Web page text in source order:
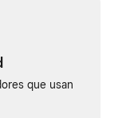
que usan